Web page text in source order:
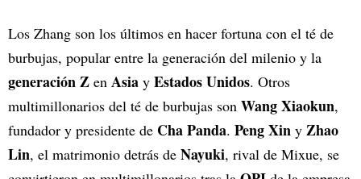
Los Zhang son los últimos en hacer fortuna con el té de
burbujas, popular entre la generación del milenio y la
generación Z en Asia y Estados Unidos. Otros
multimillonarios del té de burbujas son Wang Xiaokun,
fundador y presidente de Cha Panda. Peng Xin y Zhao
Lin, el matrimonio detrás de Nayuki, rival de Mixue, se